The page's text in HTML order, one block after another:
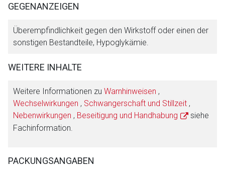
GEGENANZEIGEN
Überempfindlichkeit gegen den Wirkstoff oder einen der
sonstigen Bestandteile, Hypoglykämie.
WEITERE INHALTE
Weitere Informationen zu Warnhinweisen ,
Wechselwirkungen , Schwangerschaft und Stillzeit ,
Nebenwirkungen , Beseitigung und Handhabung
siehe
Fachinformation.
PACKUNGSANGABEN